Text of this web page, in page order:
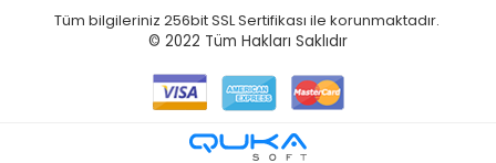
Tüm bilgileriniz 256bit SSL Sertifikası ile korunmaktadır.
© 2022 Tüm Hakları Saklıdır